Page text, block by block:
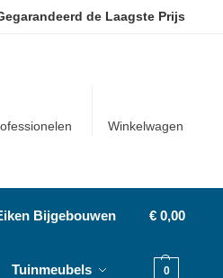
de Laagste Prijs
Winkelwagen
Bijgebouwen
Tuinmeubels
€ 0,00
0